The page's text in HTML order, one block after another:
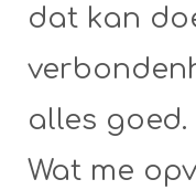
dat kan
alles goed.
Wat me